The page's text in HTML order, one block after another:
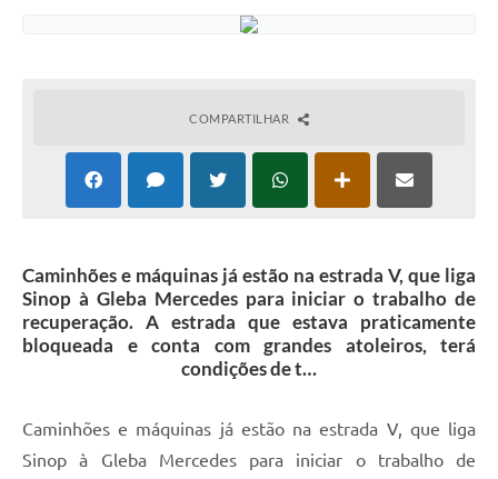
COMPARTILHAR
Caminhões e máquinas já estão na estrada V, que liga
Sinop à Gleba Mercedes para iniciar o trabalho de
recuperação. A estrada que estava praticamente
bloqueada e conta com grandes atoleiros, terá
condições de t…
Caminhões e máquinas já estão na estrada V, que liga
Sinop à Gleba Mercedes para iniciar o trabalho de